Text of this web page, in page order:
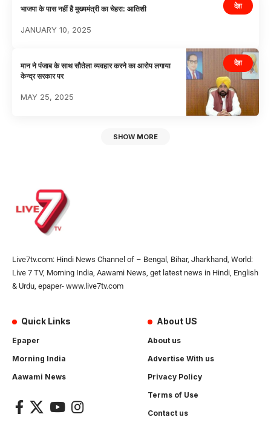
देश
भाजपा के पास नहीं है मुख्यमंत्री का चेहरा: आतिशी
JANUARY 10, 2025
देश
मान ने पंजाब के साथ सौतेला व्यवहार करने का आरोप लगाया
केन्द्र सरकार पर
MAY 25, 2025
SHOW MORE
Live7tv.com: Hindi News Channel of – Bengal, Bihar, Jharkhand, World:
Live 7 TV, Morning India, Aawami News, get latest news in Hindi, English
& Urdu, epaper- www.live7tv.com
Quick Links
Epaper
Morning India
Aawami News
About US
About us
Advertise With us
Privacy Policy
Terms of Use
Contact us